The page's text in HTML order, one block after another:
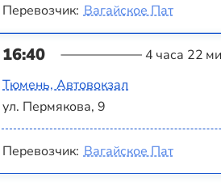
Перевозчик: Вагайское Пат
16:40 4 часа 22
Тюмень, Автовокзал
ул. Пермякова, 9
Перевозчик: Вагайское Пат